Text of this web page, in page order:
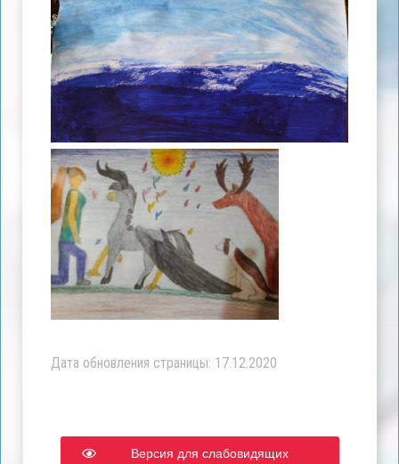
Дата обновления страницы: 17.12.2020
Версия для слабовидящих